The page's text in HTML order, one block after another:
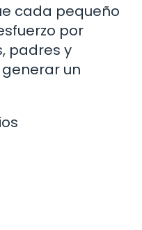
cada pequeño
por
padres y
un